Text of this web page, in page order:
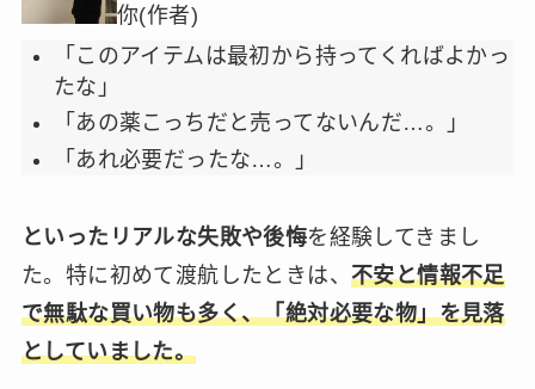
你(作者)
「このアイテムは最初から持ってくればよかっ
たな」
「あの薬こっちだと売ってないんだ…。」
「あれ必要だったな…。」
といったリアルな失敗や後悔を経験してきまし
た。特に初めて渡航したときは、 不安と情報不足
で無駄な買い物も多く、「絶対必要な物」を見落
としていました。